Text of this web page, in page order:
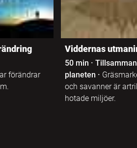
Kinyarwanda
Koreanska
Kroatiska
förändrar
Viddernas
50 min ·
planeten ·
och savanner är
hotade miljöer.